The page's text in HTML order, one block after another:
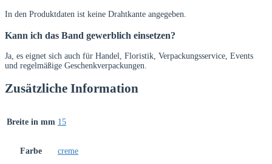
In den Produktdaten ist keine Drahtkante angegeben.
Kann ich das Band gewerblich einsetzen?
Ja, es eignet sich auch für Handel, Floristik, Verpackungsservice, Events
und regelmäßige Geschenkverpackungen.
Zusätzliche Information
Breite in mm 15
Farbe creme